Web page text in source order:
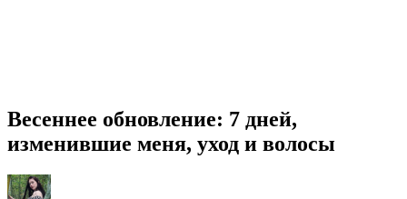
Весеннее обновление: 7 дней,
изменившие меня, уход и волосы